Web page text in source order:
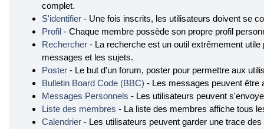
complet.
S'identifier - Une fois inscrits, les utilisateurs doivent se
Profil - Chaque membre possède son propre profil
Rechercher - La recherche est un outil extrêmement
messages et les sujets.
Poster - Le but d'un forum, poster pour permettre aux
Bulletin Board Code (BBC) - Les messages peuvent être
Messages Personnels - Les utilisateurs peuvent
Liste des membres - La liste des membres affiche tous
Calendrier - Les utilisateurs peuvent garder une trace